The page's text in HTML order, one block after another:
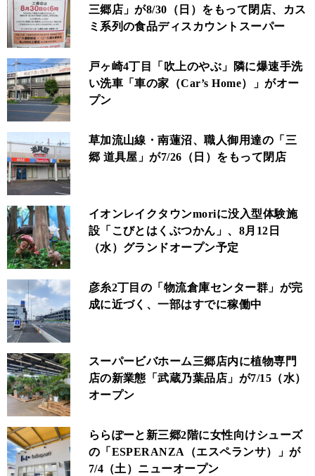
三郷店」が8/30（日）をもって閉店、カス
ミ系列の食品ディスカウントスーパー
戸ヶ崎4丁目「吹上のやぶ」隣に爆速手洗
い洗車「車の家（Car’s Home）」がオー
プン
草加流山線・南蓮沼、職人御用達の「三
郷 道具屋」が7/26（日）をもって閉店
イオンレイクタウンmoriに没入型体験施
設「こびとはくぶつかん」、8月12日
（水）グランドオープン予定
彦糸2丁目の「物流倉庫センター群」が完
成に近づく、一部はすでに稼働中
スーパービバホーム三郷店内に植物専門
店の新業態「武蔵乃葉品店」が7/15（水）
オープン
ららぽーと新三郷2階に女性向けシューズ
の「ESPERANZA（エスペランサ）」が
7/4（土）ニューオープン